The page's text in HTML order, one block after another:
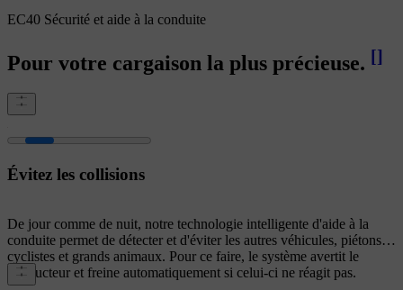
EC40 Sécurité et aide à la conduite
Pour votre cargaison la plus précieuse. []
Évitez les collisions
De jour comme de nuit, notre technologie intelligente d'aide à la
conduite permet de détecter et d'éviter les autres véhicules, piétons,
cyclistes et grands animaux. Pour ce faire, le système avertit le
conducteur et freine automatiquement si celui-ci ne réagit pas.